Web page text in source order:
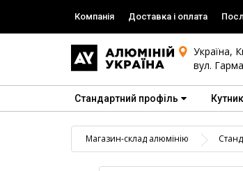
Компанія Доставка і оплата
Україна,
вул.
Стандартний профіль
Магазин-склад алюмінію